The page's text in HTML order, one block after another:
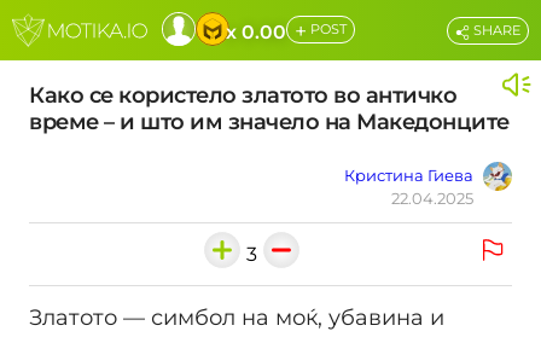
x 0.00 + POST
Како се користело златото во античко
време – и што им значело на Македонците
Кристина Гиева
22.04.2025
SHARE
3
Златото — симбол на моќ, убавина и